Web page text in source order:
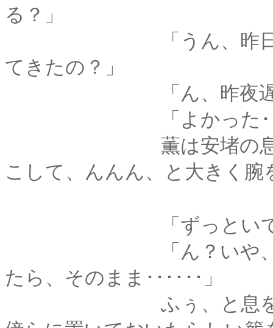
る？」
「うん、昨日より楽
てきたの？」
「ん、昨夜遅く････
「よかった････
薫は安堵の息をつい
こして、んんん、と大きく
「ずっといてく
「ん？いや、薫殿の
たら、そのまま･･････」
ふぅ、と息をつきな